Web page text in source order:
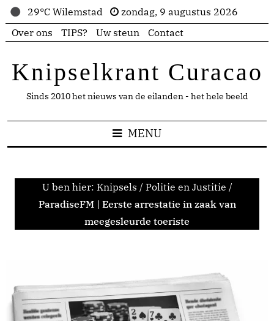
29°C Wilemstad
zondag, 9 augustus 2026
Over ons
TIPS? Uw steun Contact
Knipselkrant Curacao
Sinds 2010 het nieuws van de eilanden - het hele beeld
MENU
U ben hier: Knipsels / Politie en Justitie /
ParadiseFM | Eerste arrestatie in zaak van
meegesleurde toeriste